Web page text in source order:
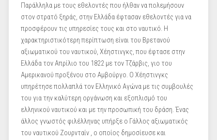
Παράλληλα με τους εθελοντές που ήλθαν να πολεμήσουν
στον στρατό ξηράς, στην Ελλάδα έφτασαν εθελοντές για να
προσφέρουν τις υπηρεσίες τους και στο ναυτικό. Η
χαρακτηριστικότερη περίπτωση είναι του Βρετανού
αξιωματικού του ναυτικού, Χέηστινγκς, που έφτασε στην
Ελλάδα τον Απρίλιο του 1822 με τον Τζάρβις, γιο του
Αμερικανού προξένου στο Αμβούργο. Ο Χέηστινγκς
υπηρέτησε πολλαπλά τον Ελληνικό Αγώνα με τις συμβουλές
του για την καλύτερη οργάνωση και εξοπλισμό του
ελληνικού ναυτικού και με την προσωπική του δράση. Ένας
άλλος γνωστός φιλέλληνας υπήρξε ο Γάλλος αξιωματικός
του ναυτικού Ζουρνταίν , ο οποίος δημοσίευσε και